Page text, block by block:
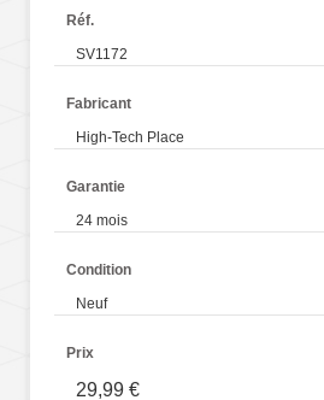
Réf.
SV1172
Fabricant
High-Tech Place
Garantie
24 mois
Condition
Neuf
Prix
29,99 €